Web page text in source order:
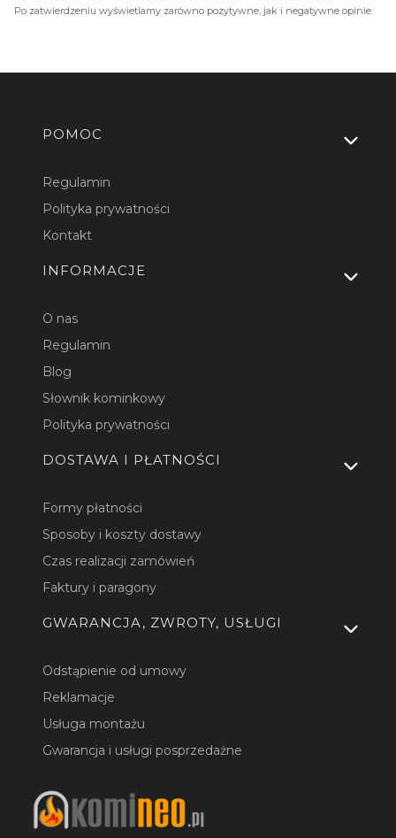
Po zatwierdzeniu wyświetlamy zarówno pozytywne, jak i negatywne opinie.
Linki w stopce
POMOC
Regulamin
Polityka prywatności
Kontakt
INFORMACJE
O nas
Regulamin
Blog
Słownik kominkowy
Polityka prywatności
DOSTAWA I PŁATNOŚCI
Formy płatności
Sposoby i koszty dostawy
Czas realizacji zamówień
Faktury i paragony
GWARANCJA, ZWROTY, USŁUGI
Odstąpienie od umowy
Reklamacje
Usługa montażu
Gwarancja i usługi posprzedażne